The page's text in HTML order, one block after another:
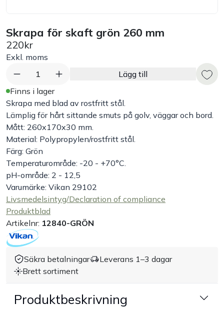
Exponering & servering
Städutrustning
Arbetskläder
Plåtbyte
Monin
Handla efter bransch
Varumärken
Outlet
Om Bakers
Kundtjänst
Skrapa för skaft grön 260 mm
220kr
Exkl. moms
1
Lägg till
Finns i lager
Skrapa med blad av rostfritt stål.
Lämplig för hårt sittande smuts på golv, väggar och bord.
Mått: 260x170x30 mm.
Material: Polypropylen/rostfritt stål.
Färg: Grön
Temperaturområde: -20 - +70°C.
pH-område: 2 - 12,5
Varumärke: Vikan 29102
Livsmedelsintyg/Declaration of compliance
Produktblad
Artikelnr: 12840-GRÖN
Säkra betalningar
Leverans 1–3 dagar
Brett sortiment
Produktbeskrivning